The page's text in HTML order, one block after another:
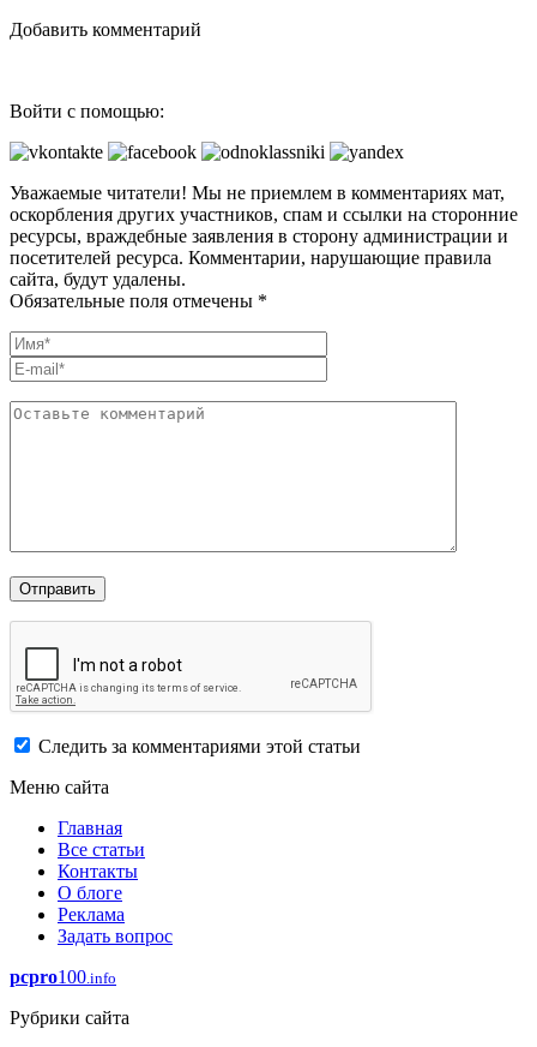
Добавить комментарий
Войти с помощью:
Уважаемые читатели! Мы не приемлем в комментариях мат,
оскорбления других участников, спам и ссылки на сторонние
ресурсы, враждебные заявления в сторону администрации и
посетителей ресурса. Комментарии, нарушающие правила
сайта, будут удалены.
Обязательные поля отмечены *
Следить за комментариями этой статьи
Меню сайта
Главная
Все статьи
Контакты
О блоге
Реклама
Задать вопрос
pcpro100.info
Рубрики сайта